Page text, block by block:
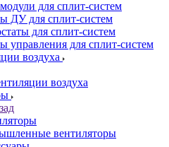
для сплит-систем
ДУ для сплит-систем
для сплит-систем
управления для сплит-систем
воздуха
воздуха
вентиляторы